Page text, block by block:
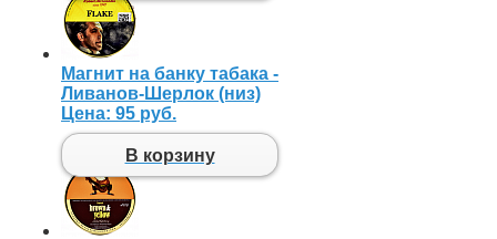
Магнит на банку табака -
Ливанов-Шерлок (низ)
Цена: 95 руб.
В корзину